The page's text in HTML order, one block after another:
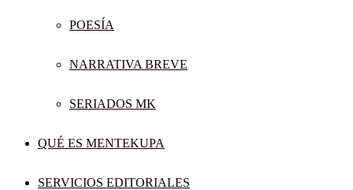
POESÍA
NARRATIVA BREVE
SERIADOS MK
QUÉ ES MENTEKUPA
SERVICIOS EDITORIALES